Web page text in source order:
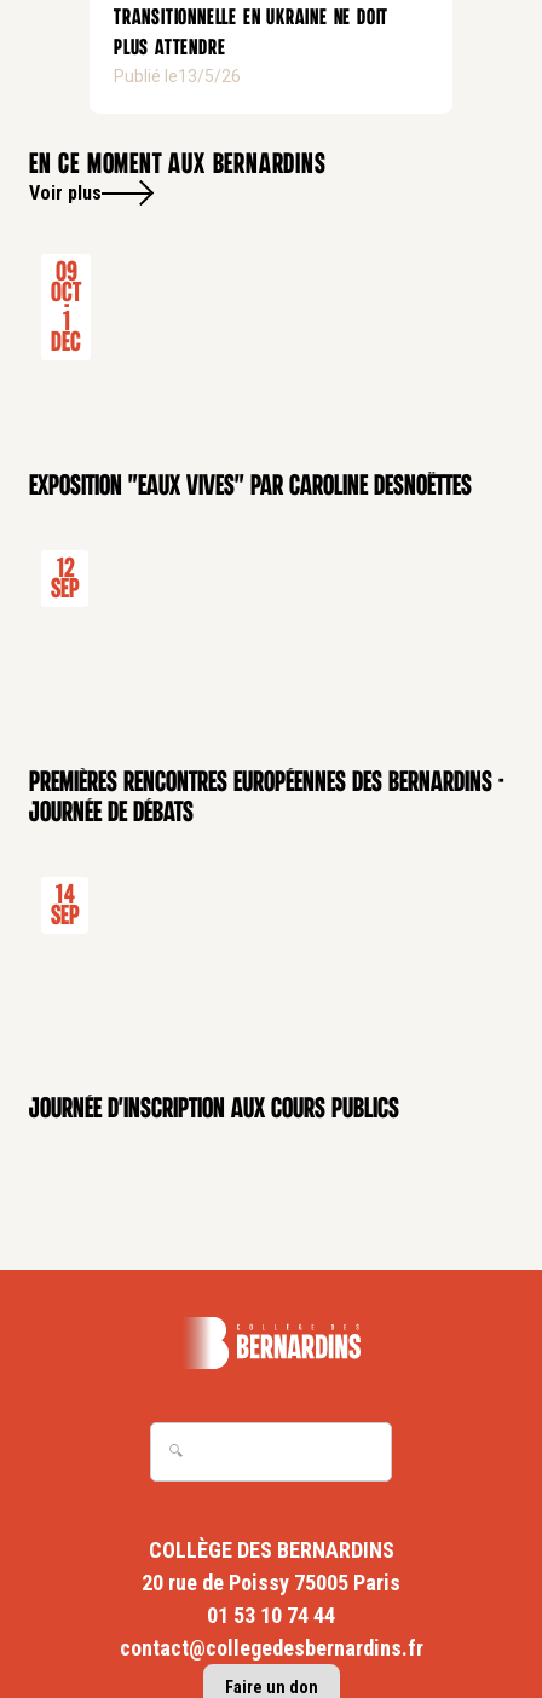
transitionnelle en Ukraine ne doit
plus attendre
Publié le13/5/26
En ce moment aux bernardins
Voir plus
09
Oct
-
1
Dec
Exposition "Eaux Vives" par Caroline Desnoëttes
12
Sep
Premières rencontres européennes des Bernardins -
Journée de débats
14
Sep
Journée d'inscription aux cours publics
COLLÈGE DES BERNARDINS
20 rue de Poissy 75005 Paris
01 53 10 74 44
contact@collegedesbernardins.fr
Faire un don